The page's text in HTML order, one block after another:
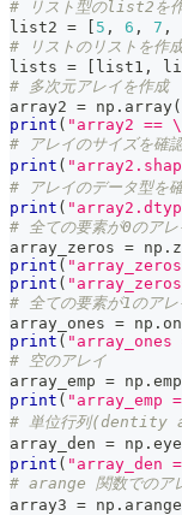
# リスト型のlist2を
list2 = [ 5 , 6 , 7 ,
# リストのリストを作
lists = [ list1 ,
# 多次元アレイを作成
array2 = np . array(
print ( "array2 ==
# アレイのサイズを確
print (
# アレイのデータ型を
print (
# 全ての要素が0のアレ
array_zeros = np .
print (
print (
# 全ての要素が1のアレ
array_ones = np .
print ( "array_ones
# 空のアレイ
array_emp = np .
print ( "array_emp
# 単位行列(dentity
array_den = np . eye
print ( "array_den
# arange 関数でのア
array3 = np . arange